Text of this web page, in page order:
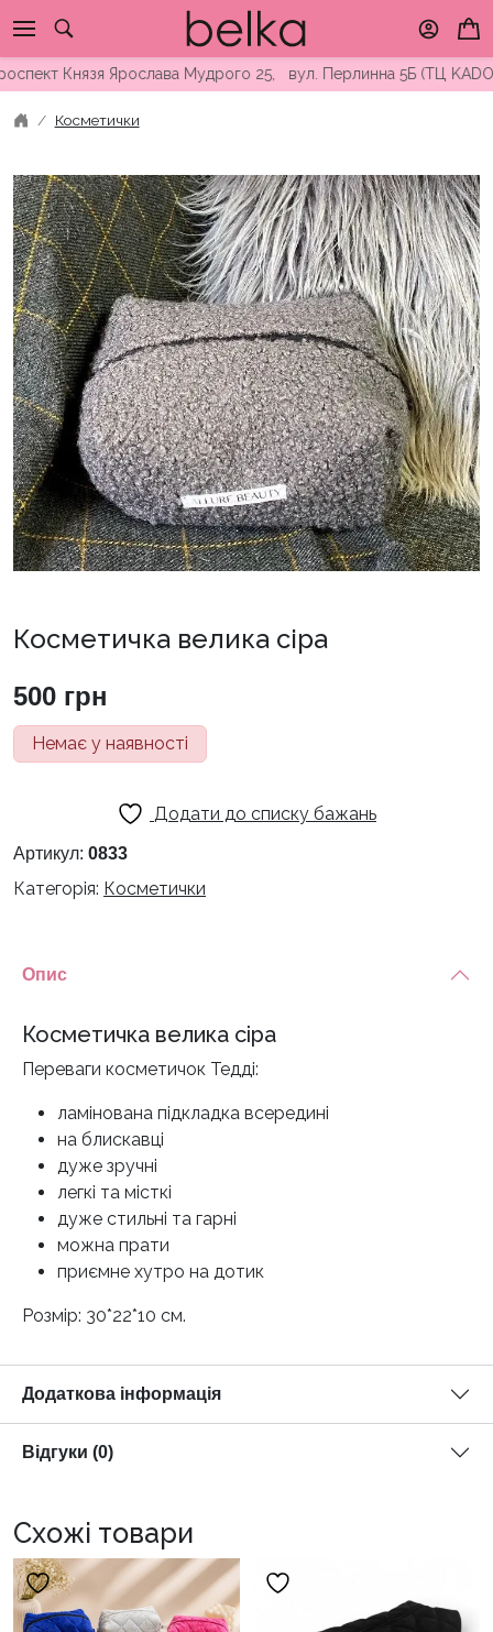
to
contentЯрослава Мудрого 25, вул. Перлинна 5Б (ТЦ KADORR)
Косметички
Косметичка велика сіра
500 грн
Немає у наявності
Додати до списку бажань
Артикул: 0833
Категорія: Косметички
Опис
Косметичка велика сіра
Переваги косметичок Тедді:
ламінована підкладка всередині
на блискавці
дуже зручні
легкі та місткі
дуже стильні та гарні
можна прати
приємне хутро на дотик
Розмір: 30*22*10 см.
Додаткова інформація
Відгуки (0)
Схожі товари